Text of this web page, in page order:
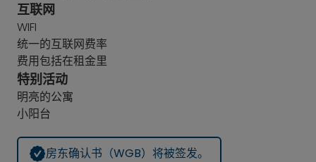
互联网
WIFI
统一的互联网费率
费用包括在租金里
特别活动
明亮的公寓
小阳台
房东确认书（WGB）将被签发。